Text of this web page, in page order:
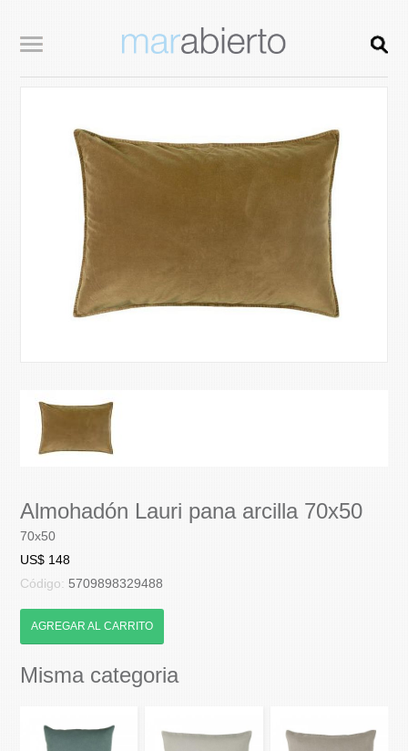
Almohadón Lauri pana arcilla 70x50
70x50
US$ 148
Código: 5709898329488
AGREGAR AL CARRITO
Misma categoria